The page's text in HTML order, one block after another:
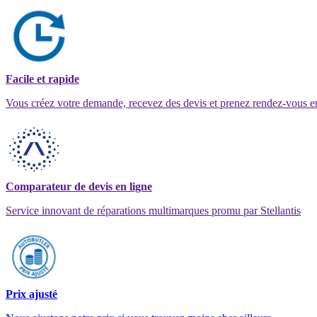
Facile et rapide
Vous créez votre demande, recevez des devis et prenez rendez-vous
Comparateur de devis en ligne
Service innovant de réparations multimarques promu par Stellantis
Prix ajusté